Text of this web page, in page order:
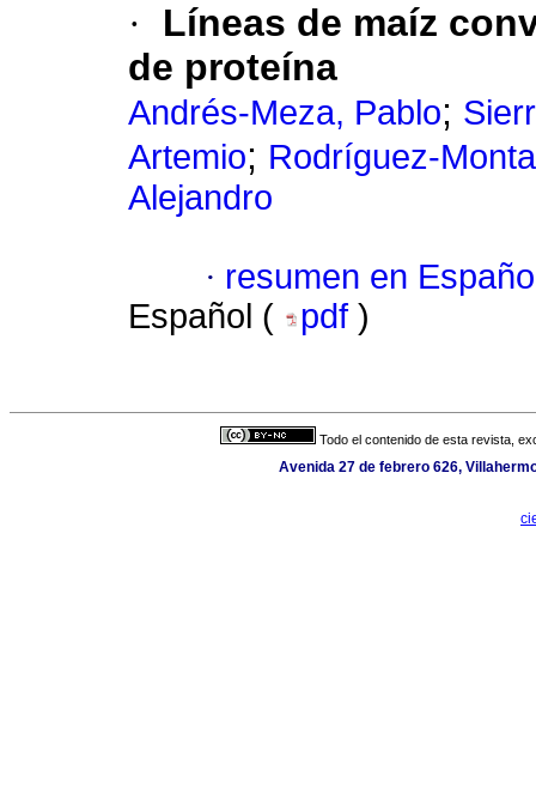
·
Líneas de maíz
de proteína
Andrés-Meza, Pablo;
Artemio; Rodríguez-
Alejandro
· resumen en
Español (
pdf )
Todo el contenido de esta revista,
Avenida 27 de febrero 626,